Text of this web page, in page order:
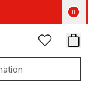
Favoriter